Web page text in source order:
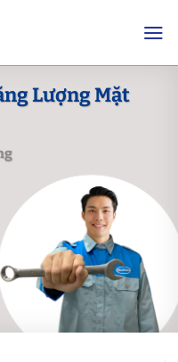
Lượng Mặt